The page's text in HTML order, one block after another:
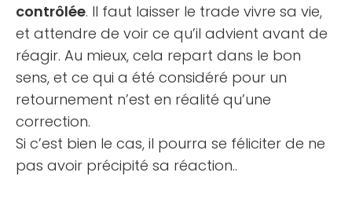
contrôlée. Il faut laisser le trade vivre sa vie,
et attendre de voir ce qu’il advient avant de
réagir. Au mieux, cela repart dans le bon
sens, et ce qui a été considéré pour un
retournement n’est en réalité qu’une
correction.
Si c’est bien le cas, il pourra se féliciter de ne
pas avoir précipité sa réaction..